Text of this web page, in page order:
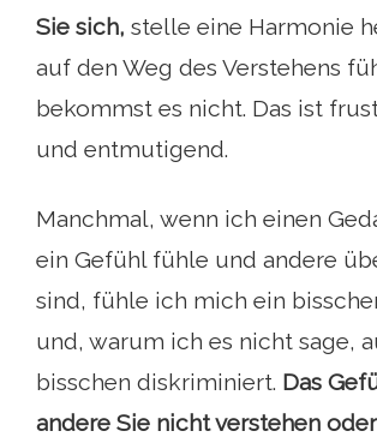
Sie sich, stelle eine Harmonie
auf den Weg des Verstehens
bekommst es nicht. Das ist
und entmutigend.
Manchmal, wenn ich einen
ein Gefühl fühle und andere
sind, fühle ich mich ein
und, warum ich es nicht sage,
bisschen diskriminiert. Das
andere Sie nicht verstehen